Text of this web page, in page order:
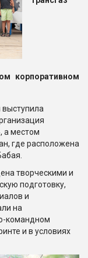
корпоративном
а местом
где расположена
творческими и
подготовку,
и
на
командном
и в условиях